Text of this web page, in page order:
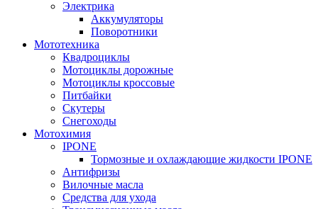
Электрика
Аккумуляторы
Поворотники
Мототехника
Квадроциклы
Мотоциклы дорожные
Мотоциклы кроссовые
Питбайки
Скутеры
Снегоходы
Мотохимия
IPONE
Тормозные и охлаждающие жидкости IPONE
Антифризы
Вилочные масла
Средства для ухода